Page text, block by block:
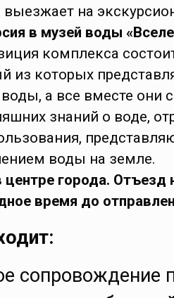
выезжает на
в музей воды
комплекса
из которых
а все вместе они
знаний о воде,
воды на земле.
города. Отъезд
время до
сопровождение